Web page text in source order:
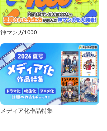
神マンガ1000
メディア化作品特集